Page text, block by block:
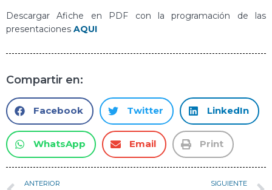
Descargar Afiche en PDF con la programación de las
presentaciones AQUI
Compartir en:
Facebook Twitter LinkedIn
WhatsApp Email Print
ANTERIOR SIGUIENTE